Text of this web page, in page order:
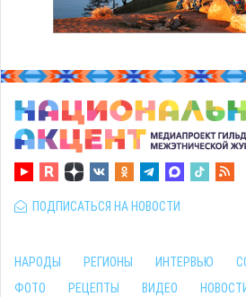
ПОДПИСАТЬСЯ НА НОВОСТИ
НАРОДЫ РЕГИОНЫ ИНТЕРВЬЮ
ФОТО
РЕЦЕПТЫ ВИДЕО